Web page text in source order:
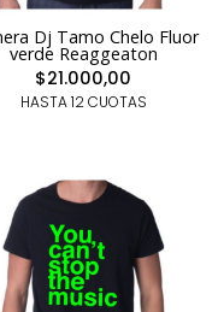
Dj Tamo Chelo Fluor
verde Reaggeaton
$21.000,00
HASTA 12 CUOTAS